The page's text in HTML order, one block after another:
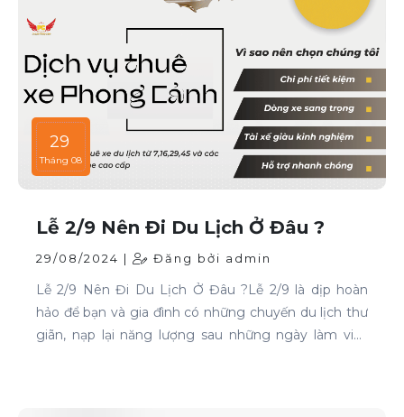
29
Tháng 08
Lễ 2/9 Nên Đi Du Lịch Ở Đâu ?
29/08/2024 | Đăng bởi admin
Lễ 2/9 Nên Đi Du Lịch Ở Đâu ?Lễ 2/9 là dịp hoàn
hảo để bạn và gia đình có những chuyến du lịch thư
giãn, nạp lại năng lượng sau những ngày làm việc